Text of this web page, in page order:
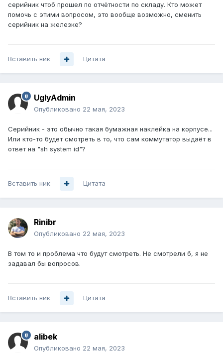
серийник чтоб прошел по отчётности по складу. Кто может
помочь с этими вопросом, это вообще возможно, сменить
серийник на железке?
Вставить ник Цитата
UglyAdmin
Опубликовано 22 мая, 2023
Серийник - это обычно такая бумажная наклейка на корпусе...
Или кто-то будет смотреть в то, что сам коммутатор выдаёт в
ответ на "sh system id"?
Вставить ник Цитата
Rinibr
Опубликовано 22 мая, 2023
В том то и проблема что будут смотреть. Не смотрели б, я не
задавал бы вопросов.
Вставить ник Цитата
alibek
Опубликовано 22 мая, 2023